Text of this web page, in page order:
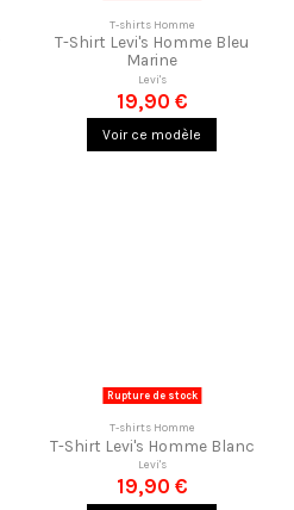
T-shirts Homme
T-Shirt Levi's Homme Bleu
Marine
Levi's
19,90 €
Voir ce modèle
Rupture de stock
T-shirts Homme
T-Shirt Levi's Homme Blanc
Levi's
19,90 €